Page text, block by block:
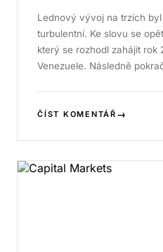
Lednový vývoj na trzích
turbulentní. Ke slovu se
který se rozhodl zahájit rok
Venezuele. Následně
ČÍST KOMENTÁŘ →